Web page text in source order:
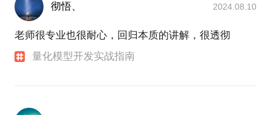
彻悟、 2024.08.10
老师很专业也很耐心，回归本质的讲解，很透彻
量化模型开发实战指南